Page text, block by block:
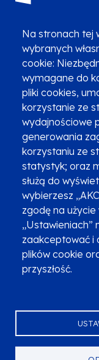
Na stronach tej
wybranych
cookie:
wymagane do
pliki cookies,
korzystanie ze
wydajnościowe
generowania
korzystaniu ze
statystyk; oraz
służą do
wybierzesz
zgodę na
„Ustawieniach”
zaakceptować i
plików cookie
przyszłość.
Zgłoszenia
Najczęściej
Zobacz inne programy
Deklaracja dostępności
Przetwarzanie danych